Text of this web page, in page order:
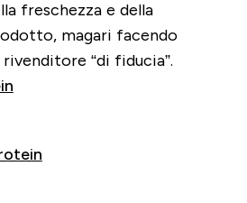
freschezza e della
magari facendo
“di fiducia”.